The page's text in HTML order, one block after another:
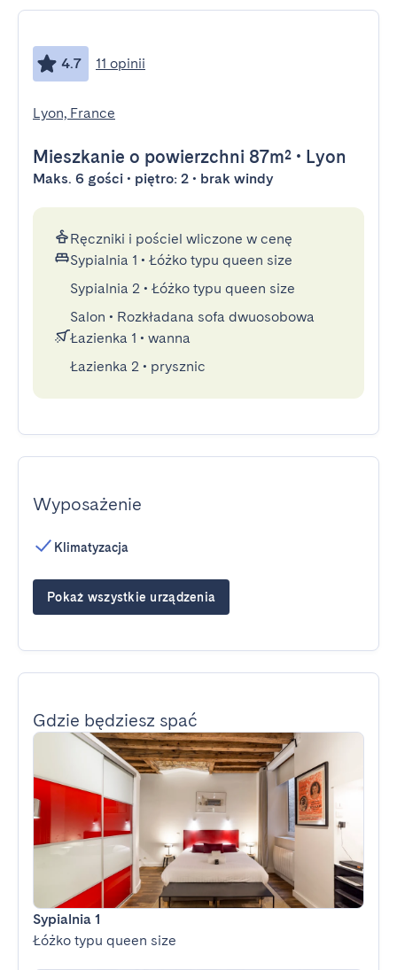
4.7 11 opinii
Lyon, France
Mieszkanie o powierzchni 87m² • Lyon
Maks. 6 gości • piętro: 2 • brak windy
Ręczniki i pościel wliczone w cenę
Sypialnia 1 • Łóżko typu queen size
Sypialnia 2 • Łóżko typu queen size
Salon • Rozkładana sofa dwuosobowa
Łazienka 1 • wanna
Łazienka 2 • prysznic
Wyposażenie
Klimatyzacja
Pokaż wszystkie urządzenia
Gdzie będziesz spać
Sypialnia 1
Łóżko typu queen size